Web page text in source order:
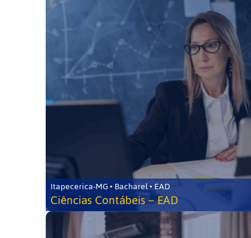
Itapecerica-MG • Bacharel • EAD
Ciências Contábeis – EAD